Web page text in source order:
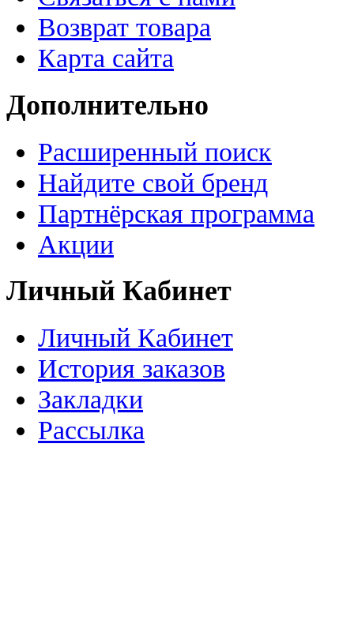
Возврат товара
Карта сайта
Дополнительно
Расширенный поиск
Найдите свой бренд
Партнёрская программа
Акции
Личный Кабинет
Личный Кабинет
История заказов
Закладки
Рассылка